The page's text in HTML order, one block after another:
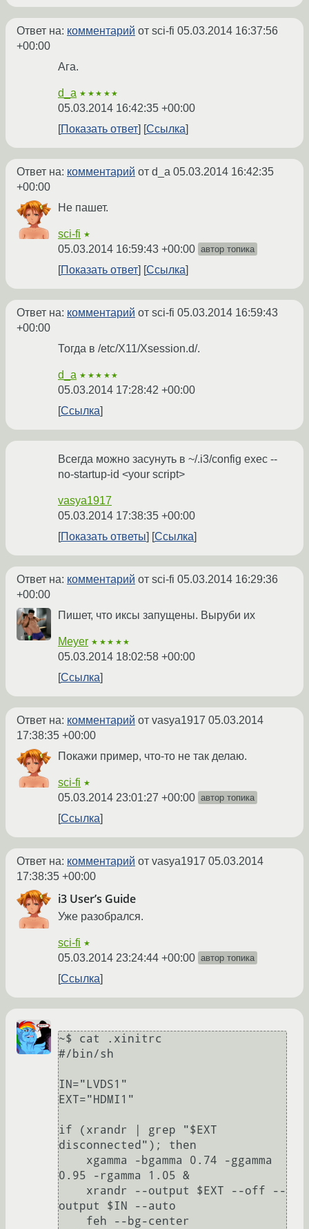
Ответ на: комментарий от sci-fi 05.03.2014 16:37:56
+00:00
Ага.
d_a ★★★★★
05.03.2014 16:42:35 +00:00
Показать ответ
Ссылка
Ответ на: комментарий от d_a 05.03.2014 16:42:35
+00:00
Не пашет.
sci-fi ★
05.03.2014 16:59:43 +00:00 автор топика
Показать ответ Ссылка
Ответ на: комментарий от sci-fi 05.03.2014 16:59:43
+00:00
Тогда в /etc/X11/Xsession.d/.
d_a ★★★★★
05.03.2014 17:28:42 +00:00
Ссылка
Всегда можно засунуть в ~/.i3/config exec --
no-startup-id <your script>
vasya1917
05.03.2014 17:38:35 +00:00
Показать ответы
Ссылка
Ответ на: комментарий от sci-fi 05.03.2014 16:29:36
+00:00
Пишет, что иксы запущены. Выруби их
Meyer ★★★★★
05.03.2014 18:02:58 +00:00
Ссылка
Ответ на: комментарий от vasya1917 05.03.2014
17:38:35 +00:00
Покажи пример, что-то не так делаю.
sci-fi ★
05.03.2014 23:01:27 +00:00 автор топика
Ссылка
Ответ на: комментарий от vasya1917 05.03.2014
17:38:35 +00:00
i3 User’s Guide
Уже разобрался.
sci-fi ★
05.03.2014 23:24:44 +00:00 автор топика
Ссылка
~$ cat .xinitrc
#/bin/sh
IN="LVDS1"
EXT="HDMI1"
if (xrandr | grep "$EXT
disconnected"); then
0.95 -rgamma 1.05 &
output $IN --auto